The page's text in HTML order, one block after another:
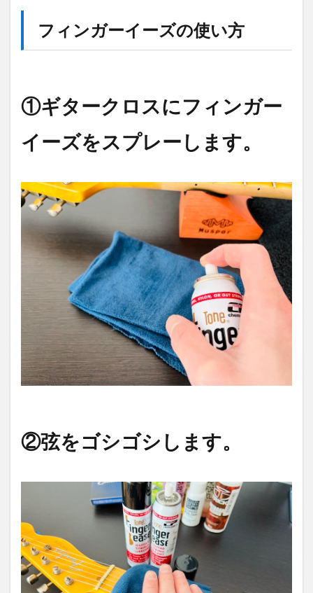
フィンガーイーズの使い方
①ギタークロスにフィンガー
イーズをスプレーします。
②弦をゴシゴシします。